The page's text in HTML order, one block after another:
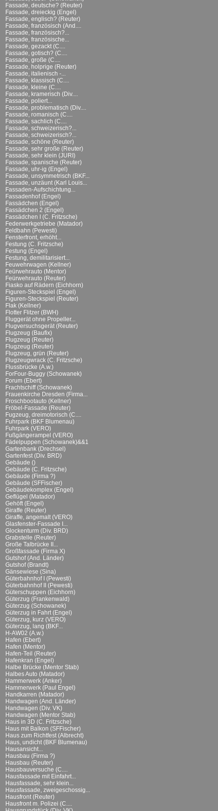
Fassade, deutsche? (Reuter)
Fassade, dreieckig (Engel)
Fassade, englisch? (Reuter)
Fassade, französisch (And....
Fassade, französisch?...
Fassade, französische...
Fassade, gezackt (C....
Fassade, gotisch? (C....
Fassade, große (C....
Fassade, holprige (Reuter)
Fassade, italienisch -...
Fassade, klassisch (C....
Fassade, kleine (C....
Fassade, kramerisch (Div....
Fassade, poliert...
Fassade, problematisch (Div....
Fassade, romanisch (C....
Fassade, sachlich (C....
Fassade, schweizerisch?...
Fassade, schweizerisch?...
Fassade, schöne (Reuter)
Fassade, sehr große (Reuter)
Fassade, sehr klein (JURI)
Fassade, spanische (Reuter)
Fassade, uhr-ig (Engel)
Fassade, unsymmetrisch (BKF...
Fassade, unzäunt (Karl Louis...
Fassaden-Aufschichtung...
Fassadenhof (Engel)
Fassädchen (Engel)
Fassädchen 2 (Engel)
Fassädchen I (C. Fritzsche)
Federwerkgetriebe (Matador)
Feldbahn (Pewesti)
Fensterfront, erhöht...
Festung (C. Fritzsche)
Festung (Engel)
Festung, demilitarisiert...
Feuwehrwagen (Kellner)
Feürwehrauto (Mentor)
Feürwehrauto (Reuter)
Fiasko auf Rädern (Eichhorn)
Figuren-Steckspiel (Engel)
Figuren-Steckspiel (Reuter)
Flak (Kellner)
Flotter Flitzer (BWH)
Fluggerät ohne Propeller...
Flugversuchsgerät (Reuter)
Flugzeug (Baufix)
Flugzeug (Reuter)
Flugzeug (Reuter)
Flugzeug, grün (Reuter)
Flugzeugwrack (C. Fritzsche)
Flussbrücke (A.w.)
ForFour-Buggy (Schowanek)
Forum (Ebert)
Frachtschiff (Schowanek)
Frauenkirche Dresden (Firma...
Froschbootauto (Kellner)
Fröbel-Fassade (Reuter)
Fugzeug, dreimotorisch (C....
Fuhrpark (BKF Blumenau)
Fuhrpark (VERO)
Fußgängerampel (VERO)
Fädelpuppen (Schowanek)&&1
Gartenbank (Drechsel)
Gartenfest (Div. BRD)
Gebäude ()
Gebäude (C. Fritzsche)
Gebäude (Firma ?)
Gebäude (SFFischer)
Gebäudekomplex (Engel)
Geflügel (Matador)
Gehöft (Engel)
Giraffe (Reuter)
Giraffe, angemalt (VERO)
Glasfenster-Fassade I...
Glockenturm (Div. BRD)
Grabstelle (Reuter)
Große Talbrücke II...
Großfassade (Firma X)
Gutshof (And. Länder)
Gutshof (Brandt)
Gänsewiese (Sina)
Güterbahnhof I (Pewesti)
Güterbahnhof II (Pewesti)
Güterschuppen (Eichhorn)
Güterzug (Frankenwald)
Güterzug (Schowanek)
Güterzug in Fahrt (Engel)
Güterzug, kurz (VERO)
Güterzug, lang (BKF...
H-AW02 (A.w.)
Hafen (Ebert)
Hafen (Mentor)
Hafen-Teil (Reuter)
Hafenkran (Engel)
Halbe Brücke (Mentor Stab)
Halbes Auto (Matador)
Hammerwerk (Anker)
Hammerwerk (Paul Engel)
Handkarren (Matador)
Handwagen (And. Länder)
Handwagen (Div. VK)
Handwagen (Mentor Stab)
Haus in 3D (C. Fritzsche)
Haus mit Balkon (SFFischer)
Haus zum Richtfest (Albrecht)
Haus, undicht (BKF Blumenau)
Hausansicht...
Hausbau (Firma ?)
Hausbau (Reuter)
Hausbauversuche (C....
Hausfassade mit Einfahrt...
Hausfassade, sehr klein...
Hausfassade, zweigeschossig...
Hausfront (Reuter)
Hausfront m. Polizei (C....